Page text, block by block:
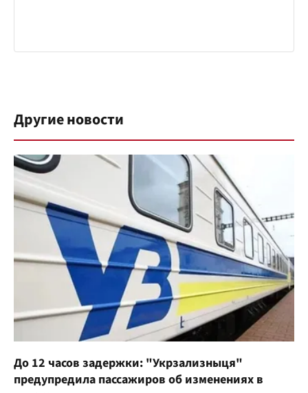
Другие новости
До 12 часов задержки: "Укрзализныця"
предупредила пассажиров об изменениях в